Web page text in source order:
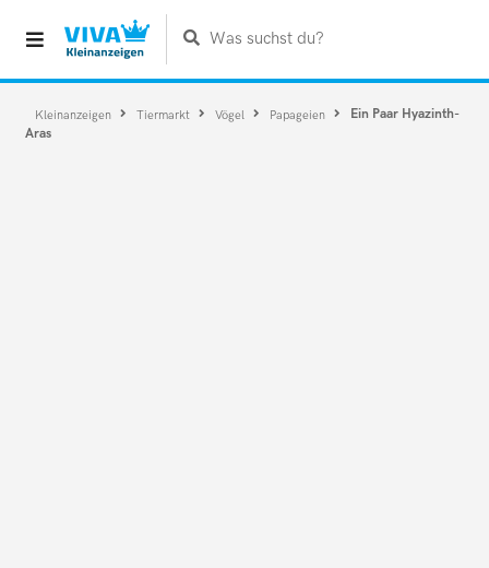
Was suchst du?
Kleinanzeigen Tiermarkt Vögel Papageien
Ein Paar Hyazinth-
Aras